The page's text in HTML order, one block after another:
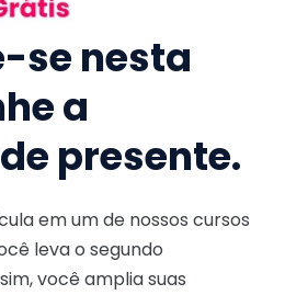
se nesta
a
presente.
em um de nossos cursos
leva o segundo
você amplia suas